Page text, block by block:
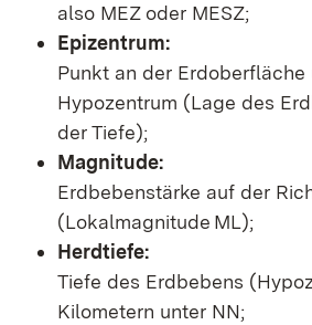
also MEZ oder MESZ;
Epizentrum:
Punkt an der Erdoberfläche
Hypozentrum (Lage des
der Tiefe);
Magnitude:
Erdbebenstärke auf der
(Lokalmagnitude ML);
Herdtiefe:
Tiefe des Erdbebens
Kilometern unter NN;